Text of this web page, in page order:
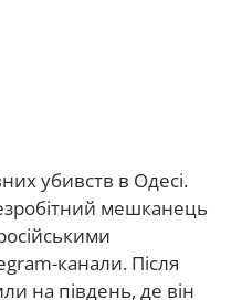
убивств в Одесі.
мешканець
канали. Після
на південь, де він